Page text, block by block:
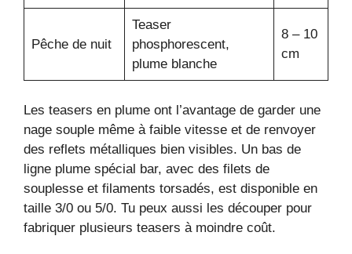
Pêche de nuit
Teaser
phosphorescent,
plume blanche
8 – 10
cm
Les teasers en plume ont l’avantage de garder une
nage souple même à faible vitesse et de renvoyer
des reflets métalliques bien visibles. Un bas de
ligne plume spécial bar, avec des filets de
souplesse et filaments torsadés, est disponible en
taille 3/0 ou 5/0. Tu peux aussi les découper pour
fabriquer plusieurs teasers à moindre coût.